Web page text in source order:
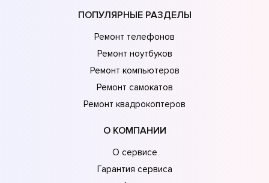
ПОПУЛЯРНЫЕ РАЗДЕЛЫ
Ремонт телефонов
Ремонт ноутбуков
Ремонт компьютеров
Ремонт самокатов
Ремонт квадрокоптеров
О КОМПАНИИ
О сервисе
Гарантия сервиса